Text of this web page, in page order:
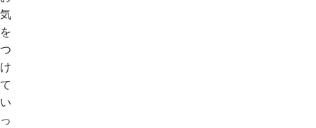
気
を
つ
け
て
い
っ